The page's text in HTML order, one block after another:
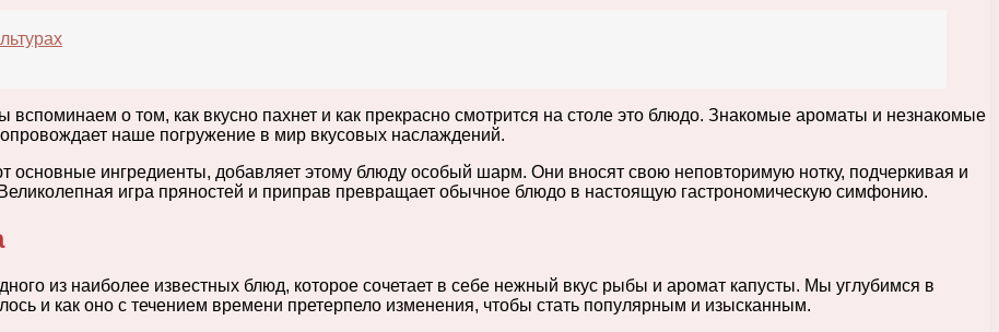
вспоминаем о том, как вкусно пахнет и как прекрасно смотрится на столе это блюдо. Знакомые ароматы и незнакомые
наше погружение в мир вкусовых наслаждений.
основные ингредиенты, добавляет этому блюду особый шарм. Они вносят свою неповторимую нотку, подчеркивая и
игра пряностей и приправ превращает обычное блюдо в настоящую гастрономическую симфонию.
из наиболее известных блюд, которое сочетает в себе нежный вкус рыбы и аромат капусты. Мы углубимся в
и как оно с течением времени претерпело изменения, чтобы стать популярным и изысканным.